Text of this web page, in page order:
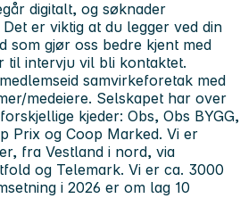
digitalt, og søknader
er viktig at du legger ved din
som gjør oss bedre kjent med
til intervju vil bli kontaktet.
samvirkeforetak med
medeiere. Selskapet har over
kjeder: Obs, Obs BYGG,
Prix og Coop Marked. Vi er
fra Vestland i nord, via
og Telemark. Vi er ca. 3000
i 2026 er om lag 10